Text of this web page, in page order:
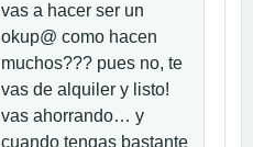
vas a hacer ser un
okup@ como hacen
muchos??? pues no, te
vas de alquiler y listo!
vas ahorrando… y
cuando tengas bastante